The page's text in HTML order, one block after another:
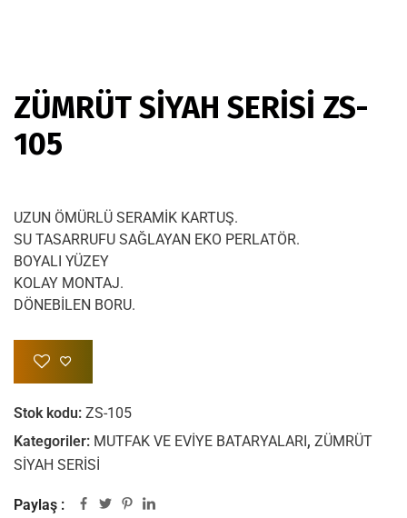
ZÜMRÜT SİYAH SERİSİ ZS-
105
UZUN ÖMÜRLÜ SERAMİK KARTUŞ.
SU TASARRUFU SAĞLAYAN EKO PERLATÖR.
BOYALI YÜZEY
KOLAY MONTAJ.
DÖNEBİLEN BORU.
Stok kodu: ZS-105
Kategoriler: MUTFAK VE EVİYE BATARYALARI, ZÜMRÜT
SİYAH SERİSİ
Paylaş :